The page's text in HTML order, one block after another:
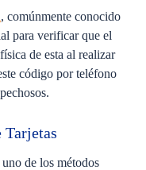
, comúnmente conocido
para verificar que el
de esta al realizar
código por teléfono
Tarjetas
de los métodos